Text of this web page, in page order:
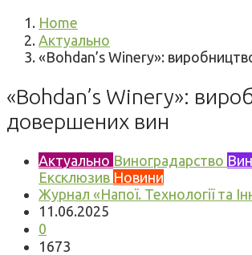
Home
Актуально
«Bohdan’s Winery»:
«Bohdan’s Winery»:
довершених вин
Актуально Виноградарство
Ексклюзив Новини
Журнал «Напої. Технології та
11.06.2025
0
1673